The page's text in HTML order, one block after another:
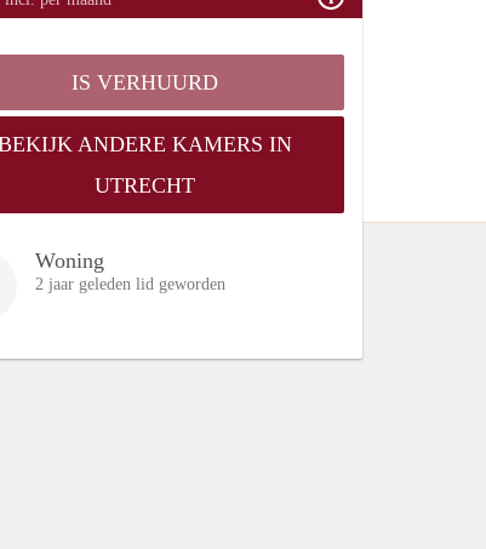
IS VERHUURD
ANDERE KAMERS IN
UTRECHT
Woning
2 jaar geleden lid geworden